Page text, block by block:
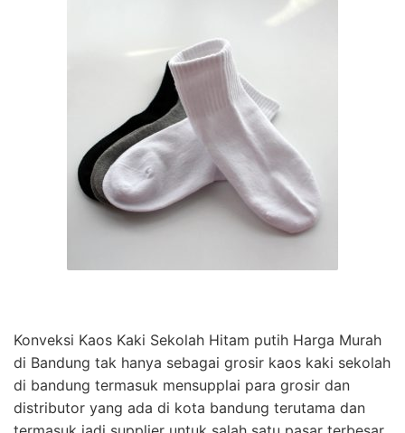
Konveksi Kaos Kaki Sekolah Hitam putih Harga Murah
di Bandung tak hanya sebagai grosir kaos kaki sekolah
di bandung termasuk mensupplai para grosir dan
distributor yang ada di kota bandung terutama dan